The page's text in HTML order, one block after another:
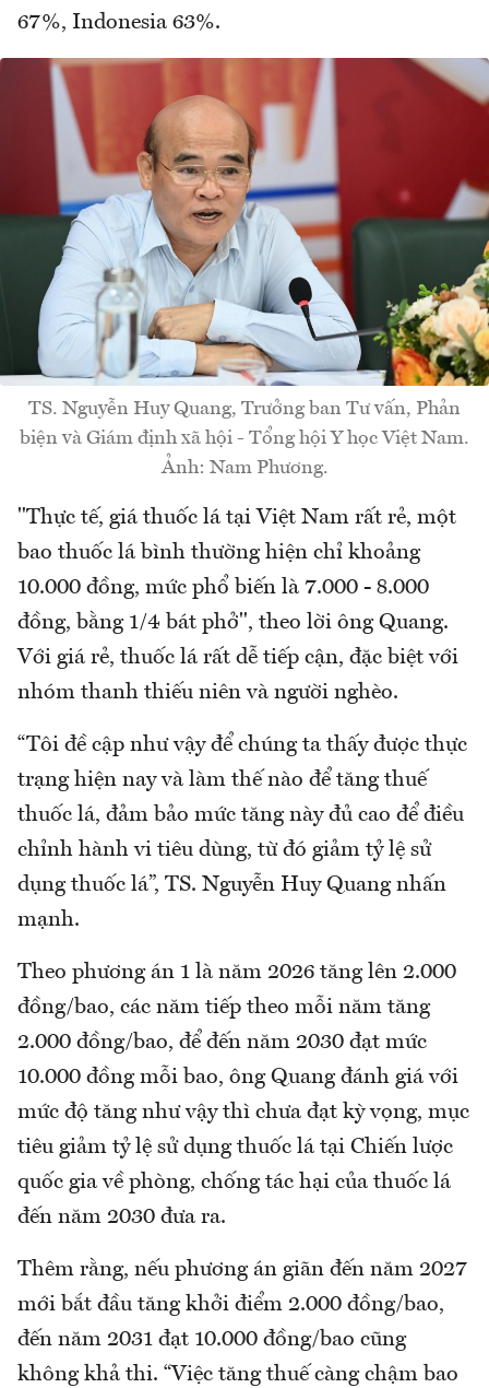
67%, Indonesia 63%.
TS. Nguyễn Huy Quang, Trưởng ban Tư vấn, Phản
biện và Giám định xã hội - Tổng hội Y học Việt Nam.
Ảnh: Nam Phương.
"Thực tế, giá thuốc lá tại Việt Nam rất rẻ, một
bao thuốc lá bình thường hiện chỉ khoảng
10.000 đồng, mức phổ biến là 7.000 - 8.000
đồng, bằng 1/4 bát phở", theo lời ông Quang.
Với giá rẻ, thuốc lá rất dễ tiếp cận, đặc biệt với
nhóm thanh thiếu niên và người nghèo.
“Tôi đề cập như vậy để chúng ta thấy được thực
trạng hiện nay và làm thế nào để tăng thuế
thuốc lá, đảm bảo mức tăng này đủ cao để điều
chỉnh hành vi tiêu dùng, từ đó giảm tỷ lệ sử
dụng thuốc lá”, TS. Nguyễn Huy Quang nhấn
mạnh.
Theo phương án 1 là năm 2026 tăng lên 2.000
đồng/bao, các năm tiếp theo mỗi năm tăng
2.000 đồng/bao, để đến năm 2030 đạt mức
10.000 đồng mỗi bao, ông Quang đánh giá với
mức độ tăng như vậy thì chưa đạt kỳ vọng, mục
tiêu giảm tỷ lệ sử dụng thuốc lá tại Chiến lược
quốc gia về phòng, chống tác hại của thuốc lá
đến năm 2030 đưa ra.
Thêm rằng, nếu phương án giãn đến năm 2027
mới bắt đầu tăng khởi điểm 2.000 đồng/bao,
đến năm 2031 đạt 10.000 đồng/bao cũng
không khả thi. “Việc tăng thuế càng chậm bao